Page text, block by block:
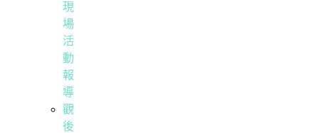
現
場
活
動
報
導
觀
後